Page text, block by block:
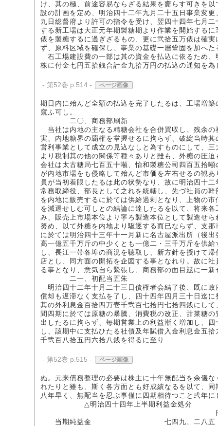
け、其の極、前途容易ならざる結果を齎らす可きを
設の計画を定め、明治四十二年九月二十五日事業変
九日総督府より許可の指令を受け、翌四十四年七月
する新工場は大正元年期製糖期より作業を開始する
俵を製糖するに過ぎざるもの、更に弐拾五万俵は確
ず、原料区域を確保し、事業の基礎一層鞏固を加へた
右工場建設費の一部は其の資金を払込に依るため
株に付金七円五拾銭合計金九拾万円の払込の通知を
- 第52巻 p.514 - ページ画像
期日内に殆んど全額の払込を完了したるは、工場増
窺ふ可し。
二〇、商務部刷新
当社は内地の主なる精糖会社を合併買収し、残余
実、内地糖界の覇権を掌握せるに拘らず、破綻当時
営利事業として成立の見込なしと為すものにして、
より税制其の他の関係等種々ありと雖も、外糖の圧
会社は太古糖局七百五十噸、怡和製糖公司四百五拾
が内地市場をも侵略して殆んど市価を左右せるの観
員が当初着眼したるは此の状勢なり、故に明治四十
常務取締役、部長として之れを統轄し、先づ社員の
を内地に販売するに於ては供給過剰となり、上物の
を減退せしむ可しとの結論に達したるを以て、将来
み、販売上市場本位より寧ろ製造本位として製造せ
努め、以て外糖を内地より駆逐する而已ならず、支
に於ては明治四十三年十一月新に名古屋派出所（後
高一億五千万斤の中少くとも一億二・三千万斤を供
し、長江一帯各埠の商況を聴取し、新方針を授けて
店とし、同方面の開拓を企図する事となれり。故に
る事となり、意気自ら緊張し、商務部の面目玆に一
二一、初配当五朱
明治四十二年十月二十三日債権者会結了後、既に
償却も遅滞なく支払を了し、四十四年四月三十日迄
其の外利息金百拾四万壱千弐百七拾円七拾四銭にし
間四期に於ては原糖の暴騰、消費税の改正、甜菜糖
出したるに拘らず、毎期営業上の利益漸く増加し、
し、該期中に支払ひたる社債及年賦借入金利息金五
千弐百八拾五円六拾八銭を得るに至り
- 第52巻 p.515 - ページ画像
ぬ。元来債務整理の必要は株主に十年無配当を余儀
れたりと雖も、斯く各方面とも好成績なるを以て、
八年早く、無配当を忍ぶ事僅に四期相待つこと弐年
△明治四十四年上半期利益金処分
当期純益金 七四九、二八五・